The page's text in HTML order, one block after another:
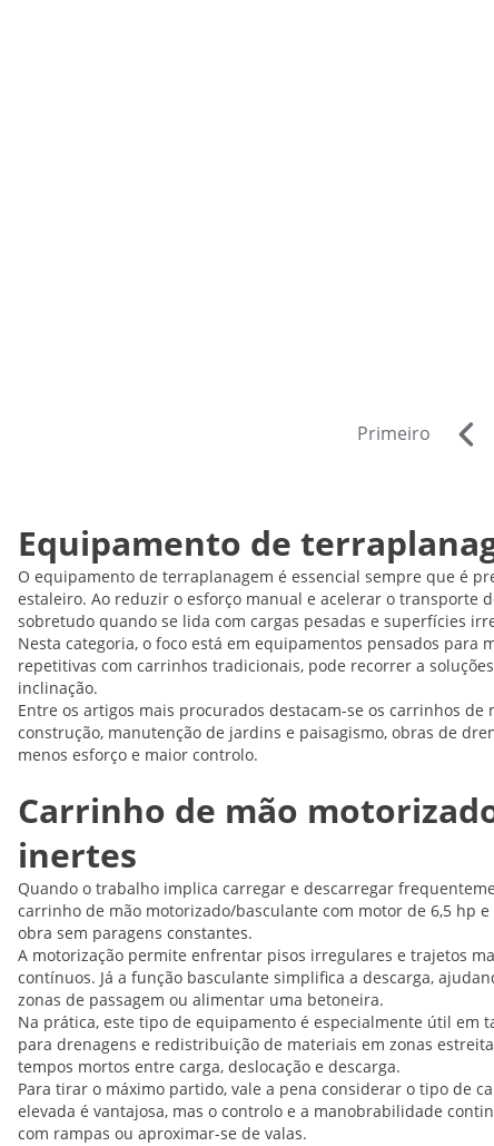
Primeiro
Equipamento de
O equipamento de terraplanagem é essencial sempre que é
estaleiro. Ao reduzir o esforço manual e acelerar o transporte
sobretudo quando se lida com cargas pesadas e superfícies
Nesta categoria, o foco está em equipamentos pensados para
repetitivas com carrinhos tradicionais, pode recorrer a
inclinação.
Entre os artigos mais procurados destacam-se os carrinhos
construção, manutenção de jardins e paisagismo, obras de
menos esforço e maior controlo.
Carrinho de mão
inertes
Quando o trabalho implica carregar e descarregar
carrinho de mão motorizado/basculante com motor de 6,5 hp
obra sem paragens constantes.
A motorização permite enfrentar pisos irregulares e trajetos
contínuos. Já a função basculante simplifica a descarga,
zonas de passagem ou alimentar uma betoneira.
Na prática, este tipo de equipamento é especialmente útil em
para drenagens e redistribuição de materiais em zonas
tempos mortos entre carga, deslocação e descarga.
Para tirar o máximo partido, vale a pena considerar o tipo de
elevada é vantajosa, mas o controlo e a manobrabilidade
com rampas ou aproximar-se de valas.